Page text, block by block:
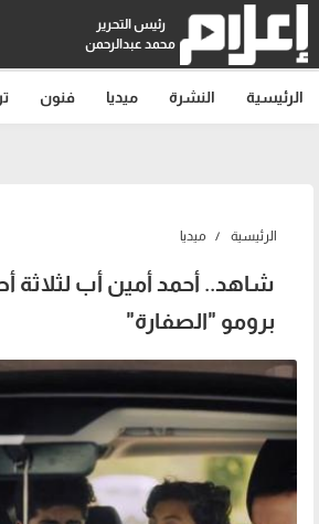
رئيس التحرير
محمد عبدالرحمن
الرئيسية النشرة ميديا فنون
الرئيسية ميديا
شاهد.. أحمد أمين أب لثلاثة
برومو "الصفارة"